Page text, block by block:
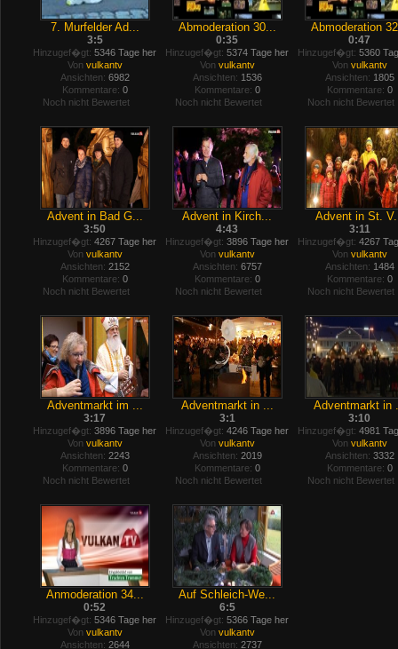
7. Murfelder Ad...
3:5
Hinzugef�gt: 5346 Tage her
Von vulkantv
Ansichten: 6982
Kommentare: 0
Noch nicht Bewertet
Abmoderation 30...
0:35
Hinzugef�gt: 5374 Tage her
Von vulkantv
Ansichten: 1536
Kommentare: 0
Noch nicht Bewertet
Abmoderation
0:47
Hinzugef�gt: 5360
Von vulkantv
Ansichten: 1805
Kommentare: 0
Noch nicht Bewertet
Advent in Bad G...
3:50
Hinzugef�gt: 4267 Tage her
Von vulkantv
Ansichten: 2152
Kommentare: 0
Noch nicht Bewertet
Advent in Kirch...
4:43
Hinzugef�gt: 3896 Tage her
Von vulkantv
Ansichten: 6757
Kommentare: 0
Noch nicht Bewertet
Advent in St.
3:11
Hinzugef�gt: 4267
Von vulkantv
Ansichten: 1484
Kommentare: 0
Noch nicht Bewertet
Adventmarkt im ...
3:17
Hinzugef�gt: 3896 Tage her
Von vulkantv
Ansichten: 2243
Kommentare: 0
Noch nicht Bewertet
Adventmarkt in ...
3:1
Hinzugef�gt: 4246 Tage her
Von vulkantv
Ansichten: 2019
Kommentare: 0
Noch nicht Bewertet
Adventmarkt in
3:10
Hinzugef�gt: 4981
Von vulkantv
Ansichten: 3332
Kommentare: 0
Noch nicht Bewertet
Anmoderation 34...
0:52
Hinzugef�gt: 5346 Tage her
Von vulkantv
Ansichten: 2644
Auf Schleich-We...
6:5
Hinzugef�gt: 5366 Tage her
Von vulkantv
Ansichten: 2737